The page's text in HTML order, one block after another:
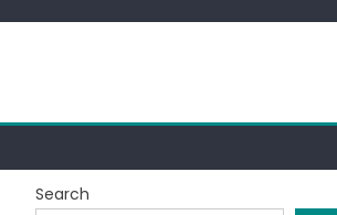
Search